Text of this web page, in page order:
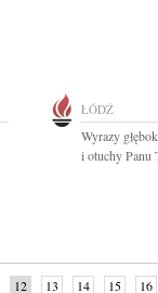
ŁÓDŹ
Wyrazy
i otuchy Panu
12 13 14 15 16